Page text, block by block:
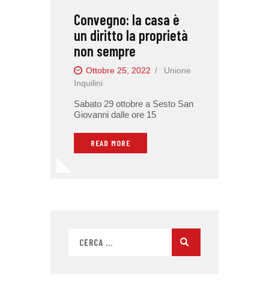
Convegno: la casa è
un diritto la proprietà
non sempre
Ottobre 25, 2022
Unione
Inquilini
Sabato 29 ottobre a Sesto San
Giovanni dalle ore 15
READ MORE